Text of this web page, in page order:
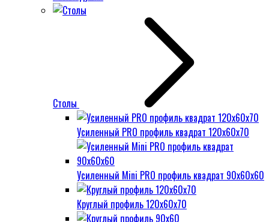
Столы
Усиленный PRO профиль квадрат 120х60х70
Усиленный Mini PRO профиль квадрат 90х60х60
Круглый профиль 120х60х70